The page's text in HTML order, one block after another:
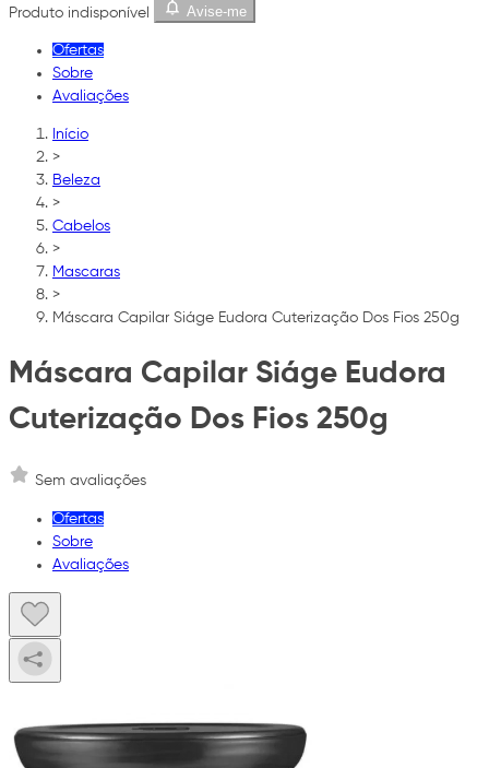
Produto indisponível
Avise-me
Ofertas
Sobre
Avaliações
Início
>
Beleza
>
Cabelos
>
Mascaras
>
Máscara Capilar Siáge Eudora Cuterização Dos Fios 250g
Máscara Capilar Siáge Eudora
Cuterização Dos Fios 250g
Sem avaliações
Ofertas
Sobre
Avaliações